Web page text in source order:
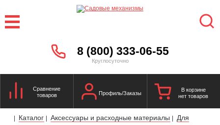
8 (800) 333-06-55
Круглосуточно
Сравнение
товаров
Профиль/Заказы
В корзине
нет товаров
| Каталог | Аксессуары и расходные материалы |
Для